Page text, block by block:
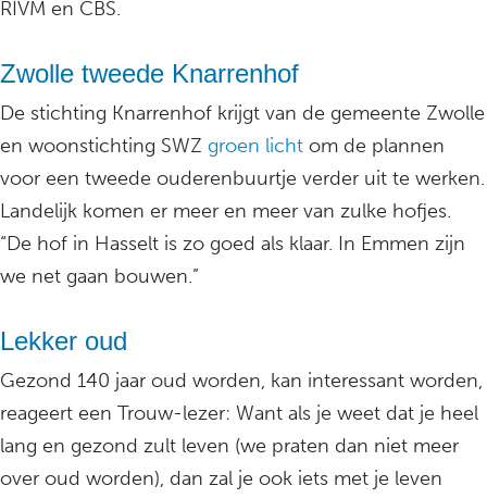
RIVM en CBS.
Zwolle tweede Knarrenhof
De stichting Knarrenhof krijgt van de gemeente Zwolle
en woonstichting SWZ groen licht om de plannen
voor een tweede ouderenbuurtje verder uit te werken.
Landelijk komen er meer en meer van zulke hofjes.
“De hof in Hasselt is zo goed als klaar. In Emmen zijn
we net gaan bouwen.”
Lekker oud
Gezond 140 jaar oud worden, kan interessant worden,
reageert een Trouw-lezer: Want als je weet dat je heel
lang en gezond zult leven (we praten dan niet meer
over oud worden), dan zal je ook iets met je leven